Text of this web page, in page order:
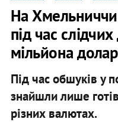
На
під час
мільйона
Під час обшуків у
знайшли лише
різних валютах.